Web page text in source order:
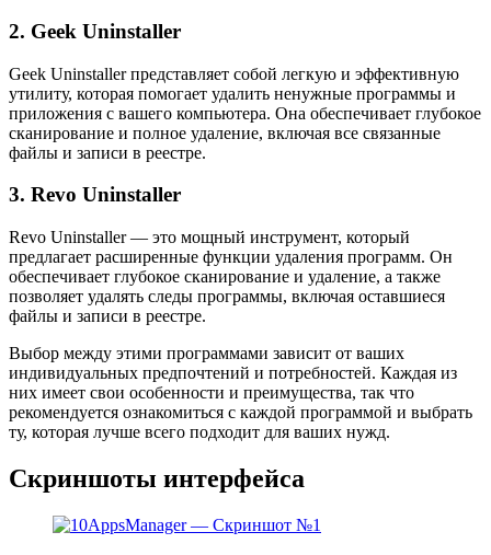
2. Geek Uninstaller
Geek Uninstaller представляет собой легкую и эффективную
утилиту, которая помогает удалить ненужные программы и
приложения с вашего компьютера. Она обеспечивает глубокое
сканирование и полное удаление, включая все связанные
файлы и записи в реестре.
3. Revo Uninstaller
Revo Uninstaller — это мощный инструмент, который
предлагает расширенные функции удаления программ. Он
обеспечивает глубокое сканирование и удаление, а также
позволяет удалять следы программы, включая оставшиеся
файлы и записи в реестре.
Выбор между этими программами зависит от ваших
индивидуальных предпочтений и потребностей. Каждая из
них имеет свои особенности и преимущества, так что
рекомендуется ознакомиться с каждой программой и выбрать
ту, которая лучше всего подходит для ваших нужд.
Скриншоты интерфейса